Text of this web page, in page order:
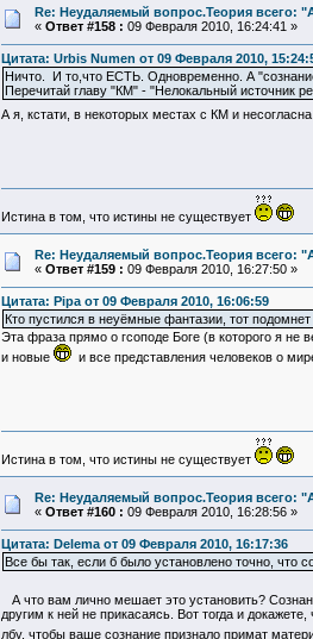
Re: Неудаляемый вопрос.Теория всего:
« Ответ #158 : 09 Февраля 2010, 16:24:41 »
Цитата: Urbis Numen от 09 Февраля 2010,
Ничто. И то,что ЕСТЬ. Одновременно. А
Перечитай главу "КМ" - "Нелокальный источник
А я, кстати, в некоторых местах с КМ и
Истина в том, что истины не существует
Re: Неудаляемый вопрос.Теория всего:
« Ответ #159 : 09 Февраля 2010, 16:27:50 »
Цитата: Pipa от 09 Февраля 2010, 16:06:59
Кто пустился в неуёмные фантазии, тот
Эта фраза прямо о гсоподе Боге (в которого я
и новые
и все представления человеков о
Истина в том, что истины не существует
Re: Неудаляемый вопрос.Теория всего:
« Ответ #160 : 09 Февраля 2010, 16:28:56 »
Цитата: Delema от 09 Февраля 2010, 16:17:36
Все бы так, если б было установлено точно, что
А что вам лично мешает это установить?
другим к ней не прикасаясь. Вот тогда и
лбу, чтобы ваше сознание признало примат